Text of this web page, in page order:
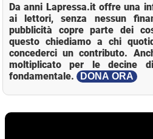
Da anni Lapressa.it offre una
ai lettori, senza nessun
pubblicità copre parte dei
questo chiediamo a chi
concederci un contributo.
moltiplicato per le decine
fondamentale.
DONA ORA